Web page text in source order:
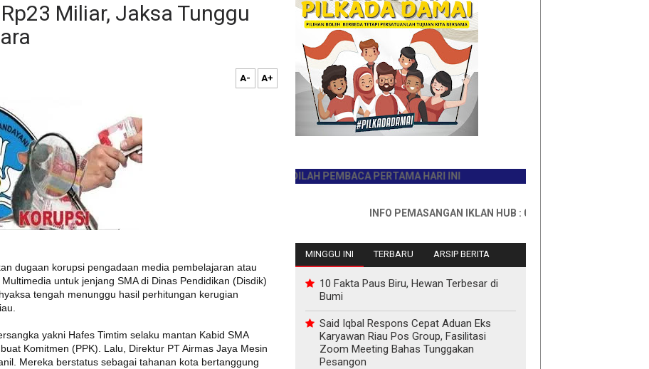
Miliar, Jaksa Tunggu
A- A+
dugaan korupsi pengadaan media pembelajaran atau
untuk jenjang SMA di Dinas Pendidikan (Disdik)
tengah menunggu hasil perhitungan kerugian
yakni Hafes Timtim selaku mantan Kabid SMA
Komitmen (PPK). Lalu, Direktur PT Airmas Jaya Mesin
Mereka berstatus sebagai tahanan kota bertanggung
JADILAH PEMBACA PERTAMA HARI INI
INFO PEMASANGAN IKLAN HUB : 0811767335
MINGGU INI TERBARU ARSIP BERITA
10 Fakta Paus Biru, Hewan Terbesar di
Bumi
Said Iqbal Respons Cepat Aduan Eks
Karyawan Riau Pos Group, Fasilitasi
Zoom Meeting Bahas Tunggakan
Pesangon